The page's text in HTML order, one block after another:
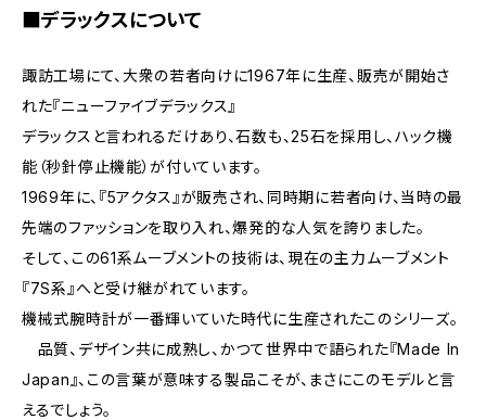
■デラックスについて
諏訪工場にて、大衆の若者向けに1967年に生産、販売が開始さ
れた『ニューファイブデラックス』
デラックスと言われるだけあり、石数も、25石を採用し、ハック機
能（秒針停止機能）が付いています。
1969年に、『5アクタス』が販売され、同時期に若者向け、当時の最
先端のファッションを取り入れ、爆発的な人気を誇りました。
そして、この61系ムーブメントの技術は、現在の主力ムーブメント
『7S系』へと受け継がれています。
機械式腕時計が一番輝いていた時代に生産されたこのシリーズ。
品質、デザイン共に成熟し、かつて世界中で語られた『Made In
Japan』、この言葉が意味する製品こそが、まさにこのモデルと言
えるでしょう。